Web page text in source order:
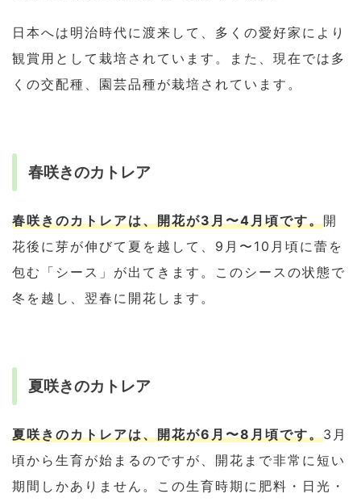
日本へは明治時代に渡来して、多くの愛好家により
観賞用として栽培されています。また、現在では多
くの交配種、園芸品種が栽培されています。
春咲きのカトレア
春咲きのカトレアは、開花が3月〜4月頃です。開
花後に芽が伸びて夏を越して、9月〜10月頃に蕾を
包む「シース」が出てきます。このシースの状態で
冬を越し、翌春に開花します。
夏咲きのカトレア
夏咲きのカトレアは、開花が6月〜8月頃です。3月
頃から生育が始まるのですが、開花まで非常に短い
期間しかありません。この生育時期に肥料・日光・